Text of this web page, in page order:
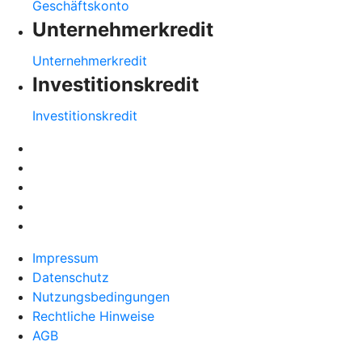
Geschäftskonto
Unternehmerkredit
Unternehmerkredit
Investitionskredit
Investitionskredit
Impressum
Datenschutz
Nutzungsbedingungen
Rechtliche Hinweise
AGB